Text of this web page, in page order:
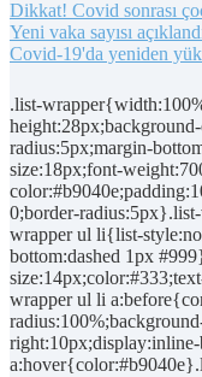
Dikkat! Covid sonrası
Yeni vaka sayısı
Covid-19'da yeniden
.list-
radius:5px;margin-
size:18px;font-
0;border-
wrapper ul li{list-
bottom:dashed 1px
wrapper ul li